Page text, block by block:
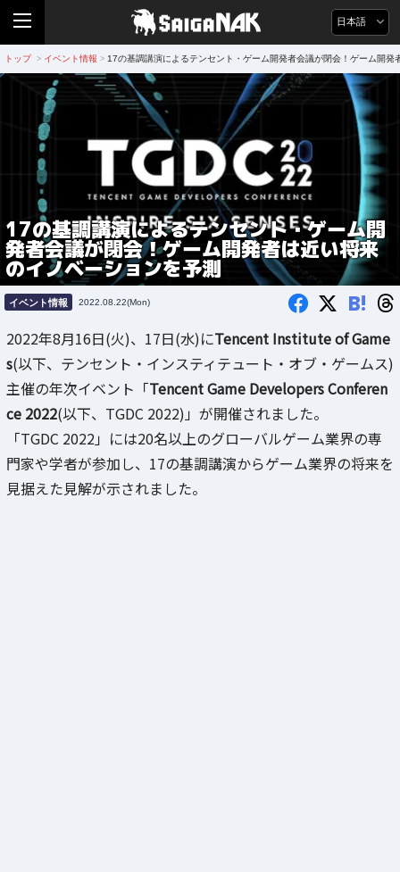
日本語
トップ > イベント情報 > 17の基調講演によるテンセント・ゲーム開発者会議が閉会！ゲーム開発
17の基調講演によるテンセント・ゲーム開
発者会議が閉会！ゲーム開発者は近い将来
のイノベーションを予測
イベント情報 2022.08.22(Mon) B!
2022年8月16日(火)、17日(水)にTencent Institute of Game
s(以下、テンセント・インスティテュート・オブ・ゲームス)
主催の年次イベント「Tencent Game Developers Conferen
ce 2022(以下、TGDC 2022)」が開催されました。
「TGDC 2022」には20名以上のグローバルゲーム業界の専
門家や学者が参加し、17の基調講演からゲーム業界の将来を
見据えた見解が示されました。